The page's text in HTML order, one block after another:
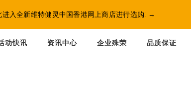
进入全新维特健灵中国香港网上商店进行选购! →
动快讯 资讯中心 企业殊荣 品质保证